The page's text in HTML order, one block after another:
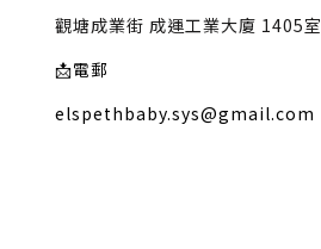
觀塘成業街 成運工業大廈 1405室
📩電郵
elspethbaby.sys@gmail.com